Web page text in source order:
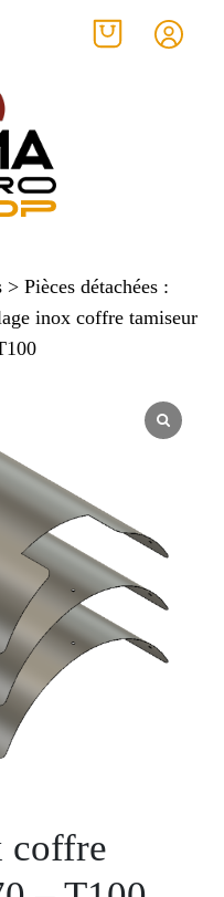
> Pièces détachées :
inox coffre tamiseur
coffre